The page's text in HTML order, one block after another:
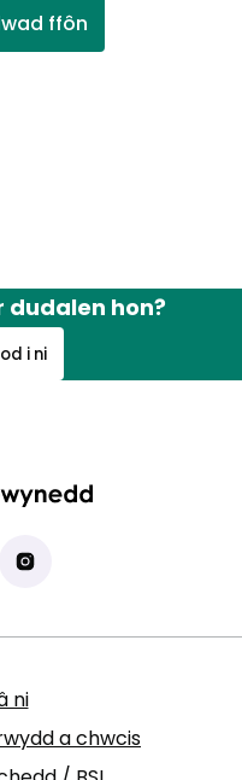
ffôn
tab newydd)
dudalen hon?
i ni
ni ar Facebook
tab newydd)
mewn tab newydd)
Instagram
(yn agor mewn tab
ni
a chwcis